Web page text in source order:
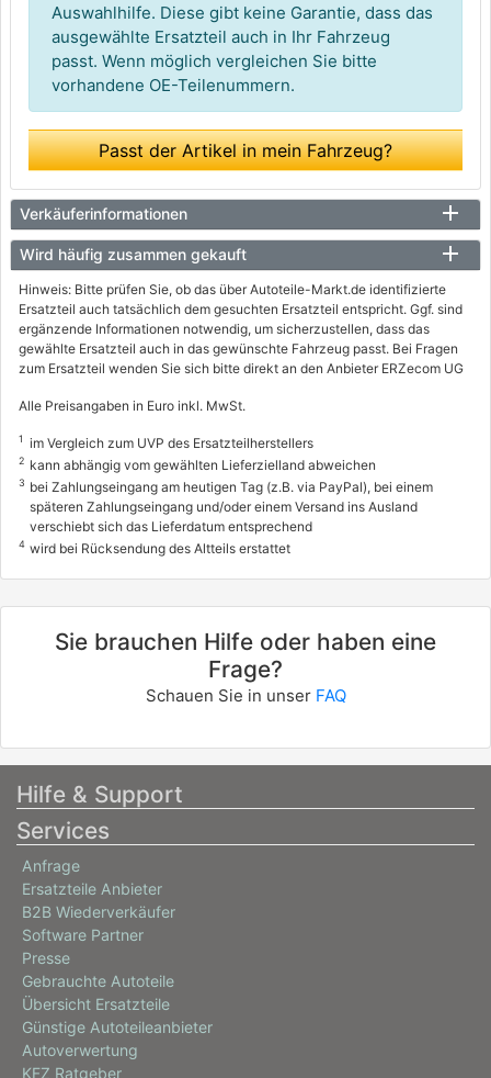
Auswahlhilfe. Diese gibt keine Garantie, dass das
ausgewählte Ersatzteil auch in Ihr Fahrzeug
passt. Wenn möglich vergleichen Sie bitte
vorhandene OE-Teilenummern.
Passt der Artikel in mein Fahrzeug?
Verkäuferinformationen
Wird häufig zusammen gekauft
Hinweis: Bitte prüfen Sie, ob das über Autoteile-Markt.de identifizierte
Ersatzteil auch tatsächlich dem gesuchten Ersatzteil entspricht. Ggf. sind
ergänzende Informationen notwendig, um sicherzustellen, dass das
gewählte Ersatzteil auch in das gewünschte Fahrzeug passt. Bei Fragen
zum Ersatzteil wenden Sie sich bitte direkt an den Anbieter ERZecom UG
Alle Preisangaben in Euro inkl. MwSt.
1 im Vergleich zum UVP des Ersatzteilherstellers
2 kann abhängig vom gewählten Lieferzielland abweichen
3 bei Zahlungseingang am heutigen Tag (z.B. via PayPal), bei einem
späteren Zahlungseingang und/oder einem Versand ins Ausland
verschiebt sich das Lieferdatum entsprechend
4 wird bei Rücksendung des Altteils erstattet
Sie brauchen Hilfe oder haben eine
Frage?
Schauen Sie in unser FAQ
Hilfe & Support
Services
Anfrage
Ersatzteile Anbieter
B2B Wiederverkäufer
Software Partner
Presse
Gebrauchte Autoteile
Übersicht Ersatzteile
Günstige Autoteileanbieter
Autoverwertung
KFZ Ratgeber